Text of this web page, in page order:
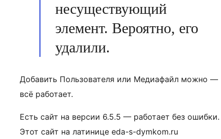
несуществующий
элемент. Вероятно, его
удалили.
Добавить Пользователя или Медиафайл можно —
всё работает.
Есть сайт на версии 6.5.5 — работает без ошибки.
Этот сайт на латинице eda-s-dymkom.ru